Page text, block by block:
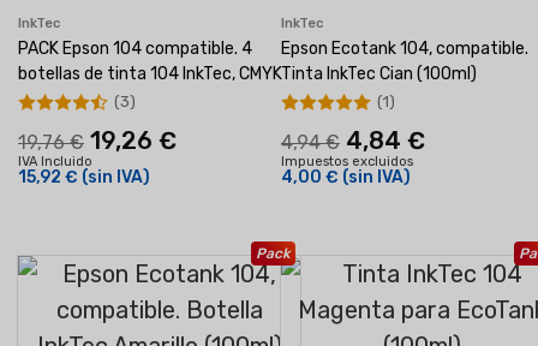
InkTec
PACK Epson 104 compatible. 4
botellas de tinta 104 InkTec, CMYK
19,76 € 19,26 €
IVA Incluido
15,92 € (sin IVA)
(3)
InkTec
Epson Ecotank 104, compatible.
Tinta InkTec Cian (100ml)
4,94 € 4,84 €
Impuestos excluidos
4,00 € (sin IVA)
(1)
Pack